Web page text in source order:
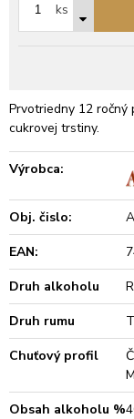
ks
Prvotriedny 12 ročný
cukrovej trstiny.
Výrobca:
Obj. čislo:
EAN:
Druh alkoholu
Druh rumu
Chuťový profil
Obsah alkoholu %